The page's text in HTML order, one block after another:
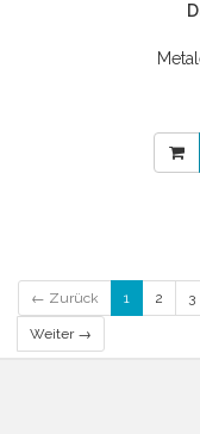
← Zurück 1 2 3
Weiter →